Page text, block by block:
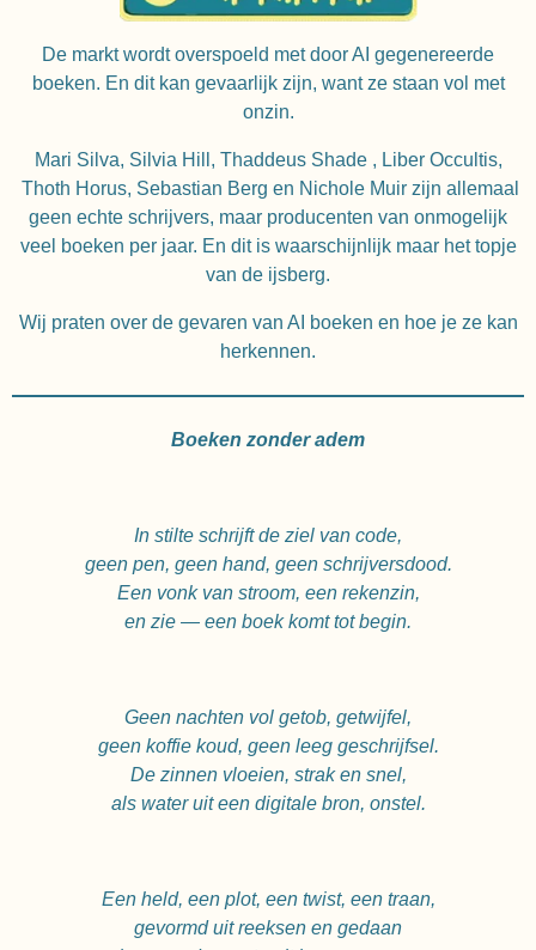
De markt wordt overspoeld met door AI gegenereerde
boeken. En dit kan gevaarlijk zijn, want ze staan vol met
onzin.
Mari Silva, Silvia Hill, Thaddeus Shade , Liber Occultis,
Thoth Horus, Sebastian Berg en Nichole Muir zijn allemaal
geen echte schrijvers, maar producenten van onmogelijk
veel boeken per jaar. En dit is waarschijnlijk maar het topje
van de ijsberg.
Wij praten over de gevaren van AI boeken en hoe je ze kan
herkennen.
Boeken zonder adem
In stilte schrijft de ziel van code,
geen pen, geen hand, geen schrijversdood.
Een vonk van stroom, een rekenzin,
en zie — een boek komt tot begin.
Geen nachten vol getob, getwijfel,
geen koffie koud, geen leeg geschrijfsel.
De zinnen vloeien, strak en snel,
als water uit een digitale bron, onstel.
Een held, een plot, een twist, een traan,
gevormd uit reeksen en gedaan